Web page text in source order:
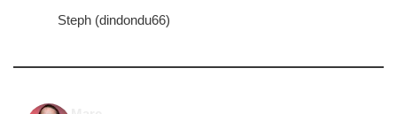
Steph (dindondu66)